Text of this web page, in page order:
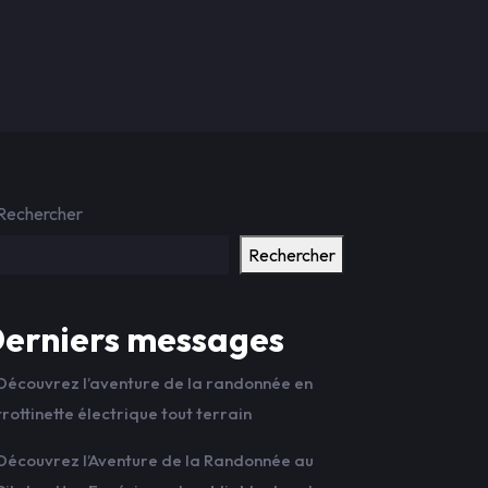
Rechercher
messages
l’aventure de la randonnée en
électrique tout terrain
l’Aventure de la Randonnée au